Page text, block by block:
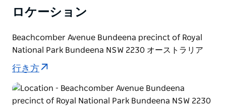
的建造物、そしてバーニングパームやパーム・ジャング
ロイヤル国立公園内には公共交通機関がありませんの
アまで迎えに来てもらうことをお忘れなく。飲料水と食
料は必ずご持参ください。
ロケーション
Beachcomber Avenue Bundeena precinct of Royal
National Park Bundeena NSW 2230 オーストラリア
行き方